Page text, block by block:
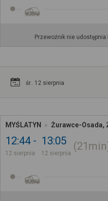
Przewoźnik nie
śr.. 12 sierpnia
MYŚLATYN Żurawce-Osada,
12:44
12 sierpnia
13:05
12 sierpnia
21min